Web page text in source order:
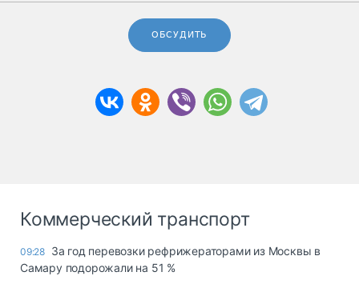
ОБСУДИТЬ
Коммерческий транспорт
09:28 За год перевозки рефрижераторами из Москвы в
Самару подорожали на 51 %